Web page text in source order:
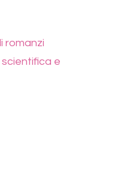
romanzi
scientifica e